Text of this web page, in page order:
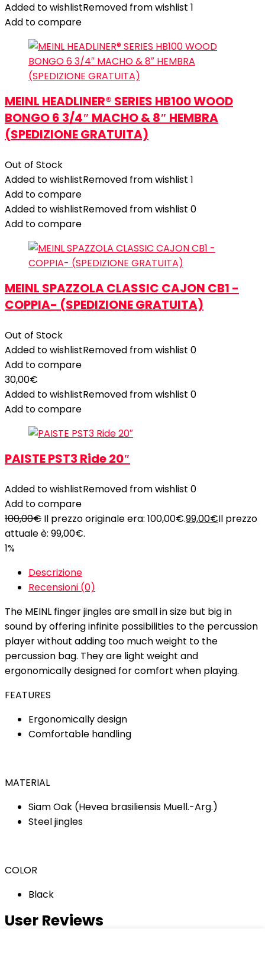
Added to wishlistRemoved from wishlist 1
Add to compare
MEINL HEADLINER® SERIES HB100 WOOD
BONGO 6 3/4″ MACHO & 8″ HEMBRA
(SPEDIZIONE GRATUITA)
Out of Stock
Added to wishlistRemoved from wishlist 1
Add to compare
Added to wishlistRemoved from wishlist 0
Add to compare
MEINL SPAZZOLA CLASSIC CAJON CB1 -
COPPIA- (SPEDIZIONE GRATUITA)
Out of Stock
Added to wishlistRemoved from wishlist 0
Add to compare
30,00€
Added to wishlistRemoved from wishlist 0
Add to compare
PAISTE PST3 Ride 20″
Added to wishlistRemoved from wishlist 0
Add to compare
100,00€ Il prezzo originale era: 100,00€.99,00€Il prezzo
attuale è: 99,00€.
1%
Descrizione
Recensioni (0)
The MEINL finger jingles are small in size but big in
sound by offering infinite possibilities to the percussion
player without adding too much weight to the
percussion bag. They are light weight and
ergonomically designed for comfort when playing.
FEATURES
Ergonomically design
Comfortable handling
MATERIAL
Siam Oak (Hevea brasiliensis Muell.-Arg.)
Steel jingles
COLOR
Black
User Reviews